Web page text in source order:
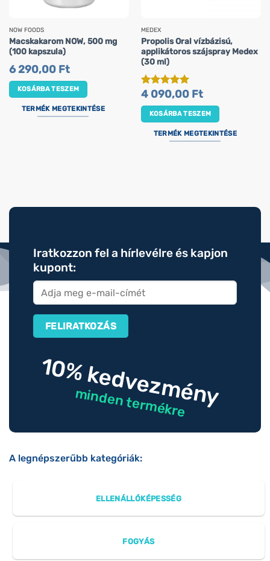
NOW FOODS
Macskakarom NOW, 500 mg
(100 kapszula)
6 290,00 Ft
KOSÁRBA TESZEM
TERMÉK MEGTEKINTÉSE
MEDEX
Propolis Oral vízbázisú,
applikátoros szájspray Medex
(30 ml)
Értékelés:5
4 090,00 Ft
KOSÁRBA TESZEM
TERMÉK MEGTEKINTÉSE
Iratkozzon fel a hírlevélre és kapjon
kupont:
10% kedvezmény
minden termékre
A legnépszerűbb kategóriák:
ELLENÁLLÓKÉPESSÉG
FOGYÁS